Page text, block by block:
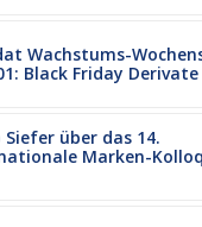
Wachstums-
Black Friday Derivate
Siefer über das 14.
Marken-